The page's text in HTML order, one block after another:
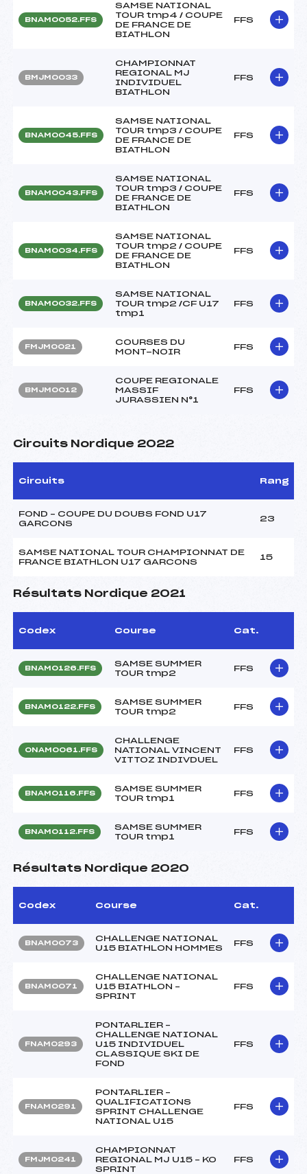
BNAM0052.FFS
SAMSE NATIONAL
TOUR tmp4 / COUPE
DE FRANCE DE
BIATHLON
FFS
BMJM0033
CHAMPIONNAT
REGIONAL MJ
INDIVIDUEL
BIATHLON
FFS
BNAM0045.FFS
SAMSE NATIONAL
TOUR tmp3 / COUPE
DE FRANCE DE
BIATHLON
FFS
BNAM0043.FFS
SAMSE NATIONAL
TOUR tmp3 / COUPE
DE FRANCE DE
BIATHLON
FFS
BNAM0034.FFS
SAMSE NATIONAL
TOUR tmp2 / COUPE
DE FRANCE DE
BIATHLON
FFS
BNAM0032.FFS
SAMSE NATIONAL
TOUR tmp2 /CF U17
tmp1
FFS
FMJM0021
COURSES DU
MONT-NOIR
FFS
BMJM0012
COUPE REGIONALE
MASSIF
JURASSIEN N°1
FFS
Circuits Nordique 2022
Circuits Rang
FOND – COUPE DU DOUBS FOND U17
GARCONS
23
SAMSE NATIONAL TOUR CHAMPIONNAT DE
FRANCE BIATHLON U17 GARCONS
15
Résultats Nordique 2021
Codex Course Cat.
BNAM0126.FFS
SAMSE SUMMER
TOUR tmp2
FFS
BNAM0122.FFS
SAMSE SUMMER
TOUR tmp2
FFS
ONAM0061.FFS
CHALLENGE
NATIONAL VINCENT
VITTOZ INDIVDUEL
FFS
BNAM0116.FFS
SAMSE SUMMER
TOUR tmp1
FFS
BNAM0112.FFS
SAMSE SUMMER
TOUR tmp1
FFS
Résultats Nordique 2020
Codex Course Cat.
BNAM0073
CHALLENGE NATIONAL
U15 BIATHLON HOMMES
FFS
BNAM0071
CHALLENGE NATIONAL
U15 BIATHLON –
SPRINT
FFS
FNAM0293
PONTARLIER –
CHALLENGE NATIONAL
U15 INDIVIDUEL
CLASSIQUE SKI DE
FOND
FFS
FNAM0291
PONTARLIER –
QUALIFICATIONS
SPRINT CHALLENGE
NATIONAL U15
FFS
FMJM0241
CHAMPIONNAT
REGIONAL MJ U15 – KO
SPRINT
FFS